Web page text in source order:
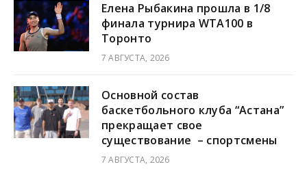
Елена Рыбакина прошла в 1/8
финала турнира WTA100 в
Торонто
7 АВГУСТА, 2026
Основной состав
баскетбольного клуба “Астана”
прекращает свое
существование – спортсмены
7 АВГУСТА, 2026